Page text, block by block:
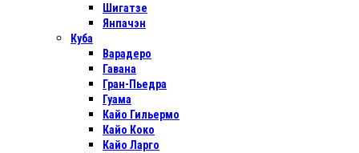
Шигатзе
Янпачэн
Куба
Варадеро
Гавана
Гран-Пьедра
Гуама
Кайо Гильермо
Кайо Коко
Кайо Ларго